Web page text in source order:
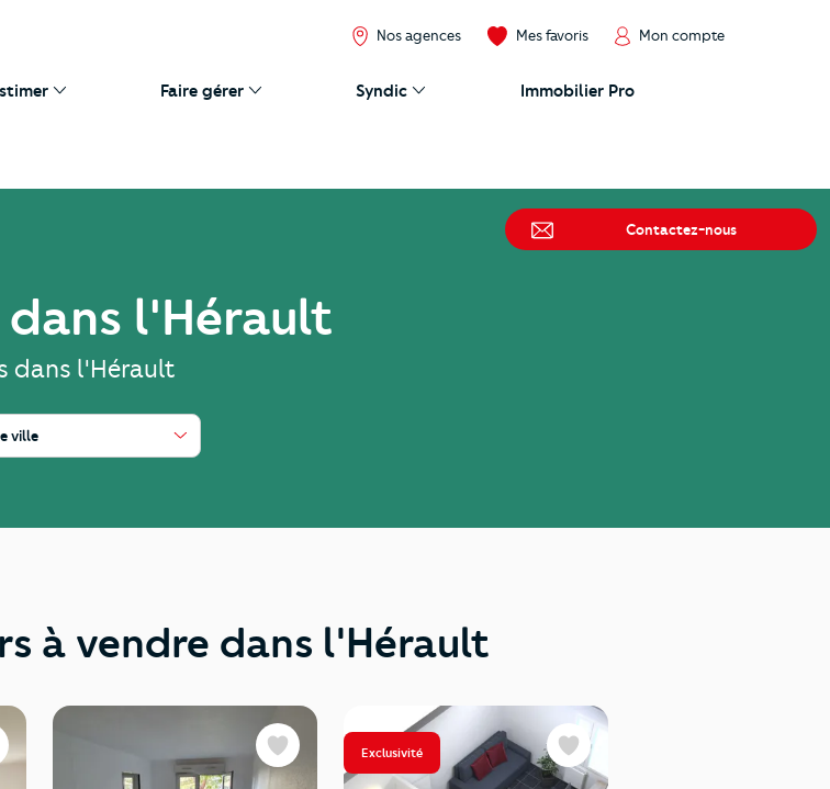
Nos agences Mes favoris Mon compte
Faire gérer Syndic Immobilier Pro
l'Hérault
dans l'Hérault
ville
à vendre dans l'Hérault
Favoris Exclusivité Favoris
Contactez-nous